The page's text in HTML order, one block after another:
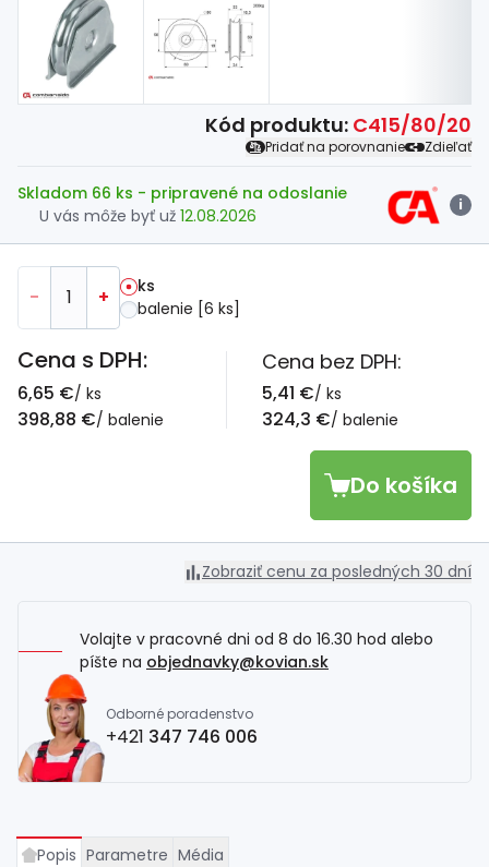
Kód produktu: C415/80/20
Pridať na porovnanie Zdieľať
Skladom 66 ks - pripravené na odoslanie
U vás môže byť už 12.08.2026
i
- +
ks
balenie [6 ks]
Cena s DPH:
6,65 €/ ks
398,88 €/ balenie
Cena bez DPH:
5,41 €/ ks
324,3 €/ balenie
Do košíka
Zobraziť cenu za posledných 30 dní
Volajte v pracovné dni od 8 do 16.30 hod alebo
píšte na objednavky@kovian.sk
Odborné poradenstvo
+421 347 746 006
Popis Parametre Média